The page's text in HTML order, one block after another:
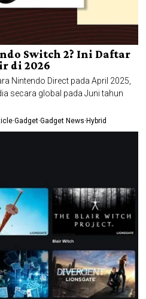
Switch 2? Ini Daftar
di 2026
Nintendo Direct pada April 2025,
secara global pada Juni tahun
·Gadget·Gadget News·Hybrid